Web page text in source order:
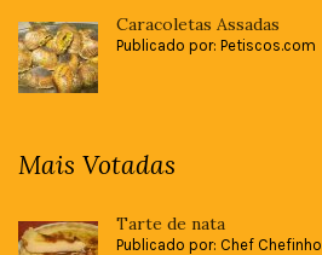
Caracoletas Assadas
Publicado por: Petiscos.com
Mais Votadas
Tarte de nata
Publicado por: Chef Chefinho